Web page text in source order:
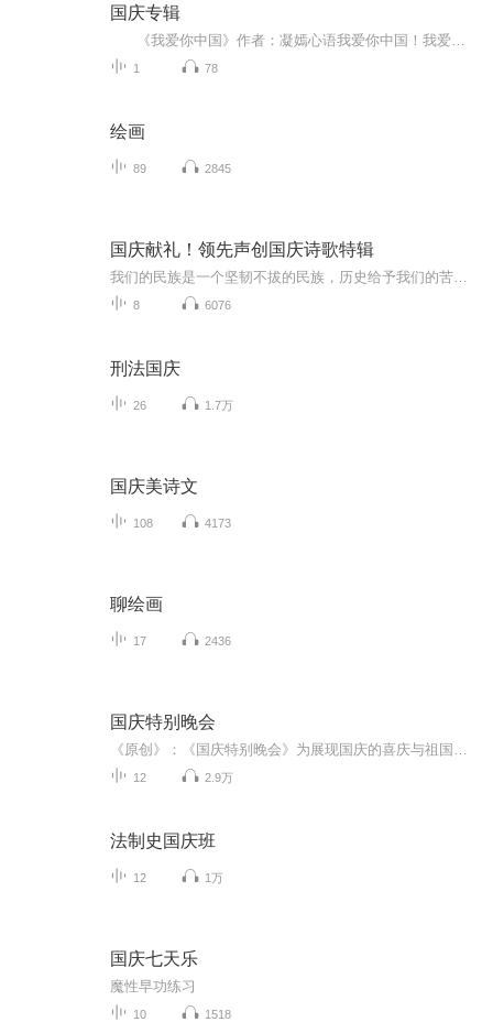
国庆专辑
1 78
绘画
89 2845
国庆献礼！领先声创国庆诗歌特辑
8 6076
刑法国庆
26 1.7万
国庆美诗文
108 4173
聊绘画
17 2436
国庆特别晚会
12 2.9万
法制史国庆班
12 1万
国庆七天乐
魔性早功练习
10 1518